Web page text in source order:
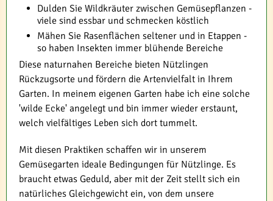
Dulden Sie Wildkräuter zwischen Gemüsepflanzen -
viele sind essbar und schmecken köstlich
Mähen Sie Rasenflächen seltener und in Etappen -
so haben Insekten immer blühende Bereiche
Diese naturnahen Bereiche bieten Nützlingen
Rückzugsorte und fördern die Artenvielfalt in Ihrem
Garten. In meinem eigenen Garten habe ich eine solche
'wilde Ecke' angelegt und bin immer wieder erstaunt,
welch vielfältiges Leben sich dort tummelt.
Mit diesen Praktiken schaffen wir in unserem
Gemüsegarten ideale Bedingungen für Nützlinge. Es
braucht etwas Geduld, aber mit der Zeit stellt sich ein
natürliches Gleichgewicht ein, von dem unsere